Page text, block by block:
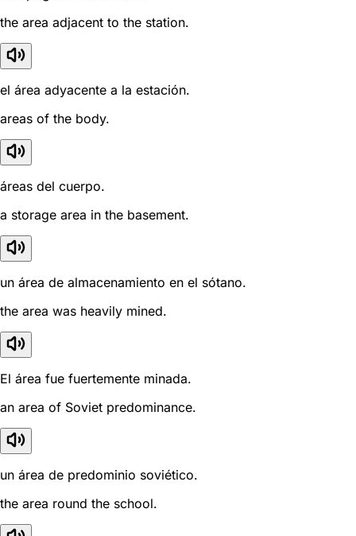
the area adjacent to the station.
el área adyacente a la estación.
areas of the body.
áreas del cuerpo.
a storage area in the basement.
un área de almacenamiento en el sótano.
the area was heavily mined.
El área fue fuertemente minada.
an area of Soviet predominance.
un área de predominio soviético.
the area round the school.